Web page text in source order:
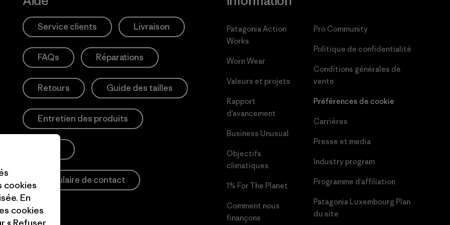
Service clients Livraison
FAQs Réparations
Retours Guide des tailles
Entretien des produits
Formulaire de contact
Patagonia Action
Works
Worn Wear
Valeurs et projets
Rapport
d’avancement
Business Unusual
Objectifs
climatiques
1% For The Planet
Comment nous
finançons
Pro Community
Politique de confidentialité
Conditions générales de
vente
Préférences de cookie
Carrières
Presse et media
Industry program
Programme d’affiliation
Patagonia Luxembourg Plan
du site
cookies
En
cookies